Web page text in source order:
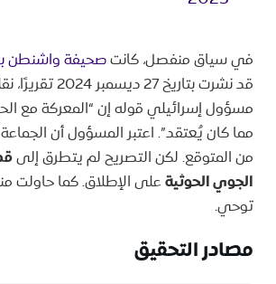
في سياق منفصل، كانتصحيفة واشنطن
قد نشرت بتاريخ 27
مسؤول إسرائيلي قوله إن “المعركة مع
مما كان يُعتقد”. اعتبر المسؤول أن الجماعة
من المتوقع. لكن التصريح لم يتطرق إلى
الجوي الحوثيةعلى الإطلاق. كما حاولت
توحي.
مصادر التحقيق